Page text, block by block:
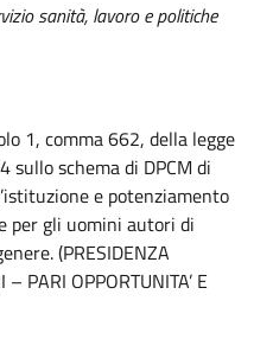
sanità, lavoro e politiche
1, comma 662, della legge
sullo schema di DPCM di
e potenziamento
per gli uomini autori di
(PRESIDENZA
PARI OPPORTUNITA’ E